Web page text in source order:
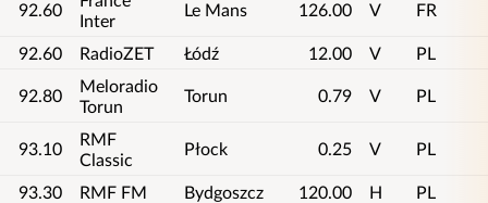
92.60
Inter
Le Mans 126.00 V FR
92.60 RadioZET Łódź 12.00 V PL
92.80
Meloradio
Torun
Torun 0.79 V PL
93.10
RMF
Classic
Płock 0.25 V PL
93.30 RMF FM Bydgoszcz 120.00 H
PL